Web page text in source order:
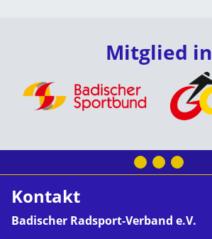
Mitglied in
Kontakt
Badischer Radsport-Verband e.V.